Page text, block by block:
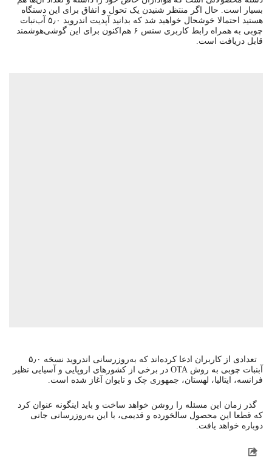
بسیار است. حال اگر منتظر شنیدن یک تحول و اتفاق برای این دستگاه
هستید احتمالا خوشحال خواهید شد که بدانید آپدیت اندروید ۵٫۰ آب‌نبات
چوبی به همراه رابط کاربری سنس ۶ هم‌اکنون برای این گوشی‌هوشمند
قابل دریافت است.
تعدادی از کاربران ادعا کرده‌اند که به‌روزرسانی اندروید نسخه ۵٫۰
آبنبات چوبی به روش OTA در برخی از کشورهای اروپایی و آسیایی نظیر
فرانسه، ایتالیا، لهستان، جمهوری چک و تایوان آغاز شده است.
گذر زمان این مسئله را روشن خواهد ساخت و باید اینگونه عنوان کرد
که قطعا این محصول سالخورده و قدیمی، با این به‌روزرسانی جانی
دوباره خواهد یافت.